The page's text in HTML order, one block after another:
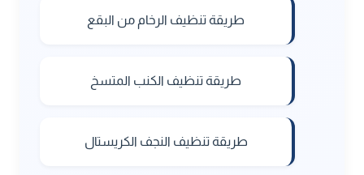
طريقة تنظيف الرخام من البقع
طريقة تنظيف الكنب المتسخ
طريقة تنظيف النجف الكريستال